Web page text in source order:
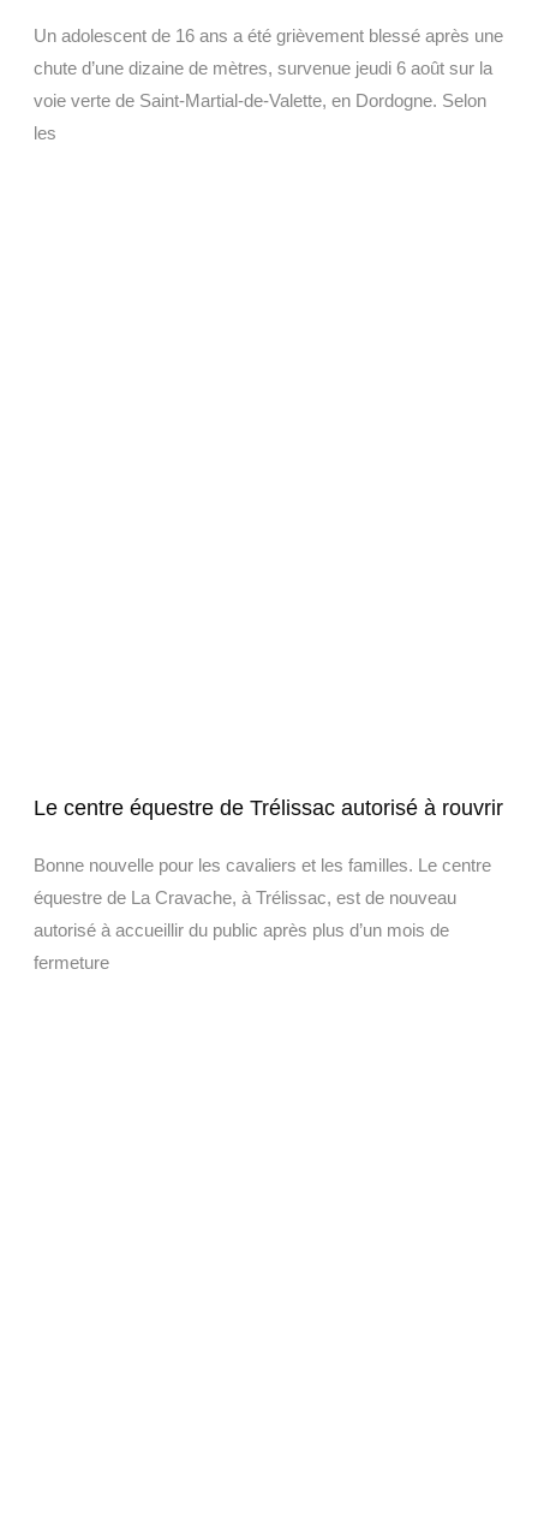
Un adolescent de 16 ans a été grièvement blessé après une
chute d’une dizaine de mètres, survenue jeudi 6 août sur la
voie verte de Saint-Martial-de-Valette, en Dordogne. Selon
les
Le centre équestre de Trélissac autorisé à rouvrir
Bonne nouvelle pour les cavaliers et les familles. Le centre
équestre de La Cravache, à Trélissac, est de nouveau
autorisé à accueillir du public après plus d’un mois de
fermeture